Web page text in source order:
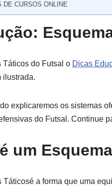
DE CURSOS ONLINE
Táticos do Futsal o Dicas
ilustrada.
explicaremos os sistemas
do Futsal. Continue
um
Táticosé a forma que uma